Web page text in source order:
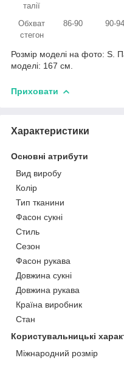
талії
Обхват
стегон
86-90 90-94
Розмір моделі на фото: S.
моделі: 167 см.
Приховати
Характеристики
Основні атрибути
Вид виробу
Колір
Тип тканини
Фасон сукні
Стиль
Сезон
Фасон рукава
Довжина сукні
Довжина рукава
Країна виробник
Стан
Користувальницькі
Міжнародний розмір